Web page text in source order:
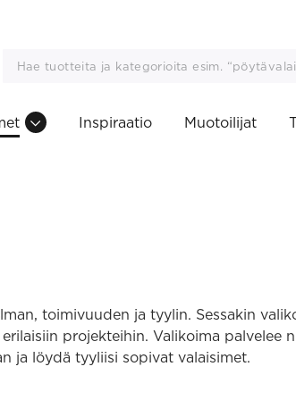
Inspiraatio Muotoilijat
toimivuuden ja tyylin. Sessakin
projekteihin. Valikoima palvelee
ja löydä tyyliisi sopivat valaisimet.